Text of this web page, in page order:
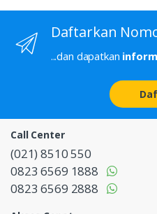
Daftarkan
...dan dapatkan
Call Center
(021) 8510 550
0823 6569 1888
0823 6569 2888